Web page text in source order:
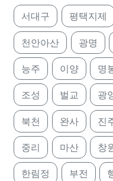
서대구 평택지제
천안아산 광명
능주 이양 명
조성 벌교 광
북천 완사 진
중리 마산 창
한림정 부전